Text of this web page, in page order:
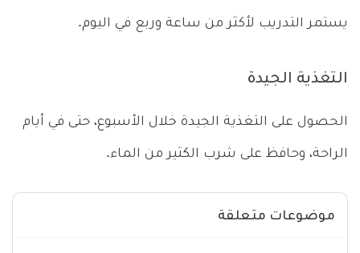
يستمر التدريب لأكثر من ساعة وربع في اليوم.
التغذية الجيدة
الحصول على التغذية الجيدة خلال الأسبوع، حتى في أيام
الراحة، وحافظ على شرب الكثير من الماء.
موضوعات متعلقة